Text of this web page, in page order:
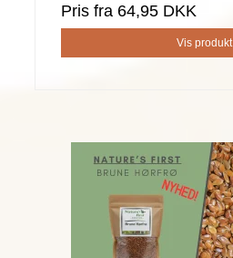
Pris fra 64,95 DKK
Vis produkt